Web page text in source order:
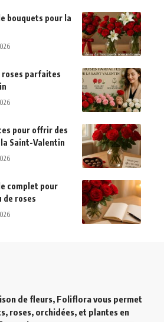
bouquets pour la
roses parfaites
pour offrir des
Saint-Valentin
complet pour
de roses
de fleurs, Foliflora vous permet
roses, orchidées, et plantes en